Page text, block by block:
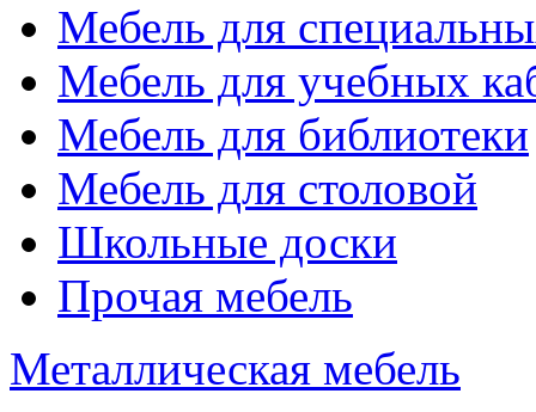
Мебель для
Мебель для учебных
Мебель для библиотеки
Мебель для столовой
Школьные доски
Прочая мебель
Металлическая мебель